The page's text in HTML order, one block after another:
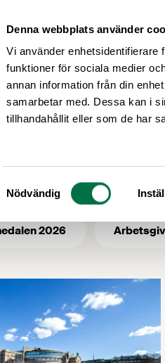
Denna webbplats använder
Vi använder enhetsidentifierare
funktioner för sociala medier
annan information från din
samarbetar med. Dessa kan i
tillhandahållit eller som de har
Samtyckesval
Nödvändig
startsidan
/ Nyhetsarkiv /
-
2026